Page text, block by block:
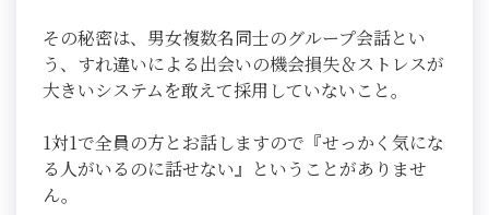
その秘密は、男女複数名同士のグループ会話とい
う、すれ違いによる出会いの機会損失＆ストレスが
大きいシステムを敢えて採用していないこと。
1対1で全員の方とお話しますので『せっかく気にな
る人がいるのに話せない』ということがありませ
ん。